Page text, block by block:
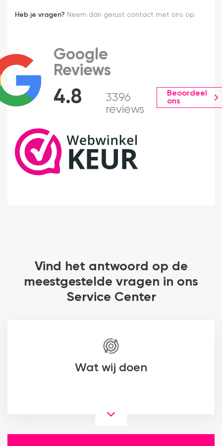
Heb je vragen? Neem dan gerust contact met ons op.
4.8
Google
Reviews
3396
reviews
Beoordeel
ons
Vind het antwoord op de
meestgestelde vragen in ons
Service Center
Wat wij doen